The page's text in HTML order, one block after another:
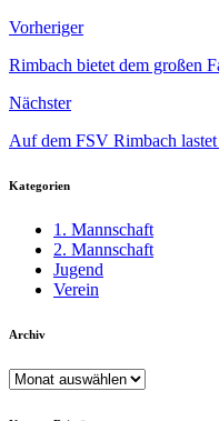
Vorheriger
Rimbach bietet dem großen
Nächster
Auf dem FSV Rimbach
Kategorien
1. Mannschaft
2. Mannschaft
Jugend
Verein
Archiv
Archiv